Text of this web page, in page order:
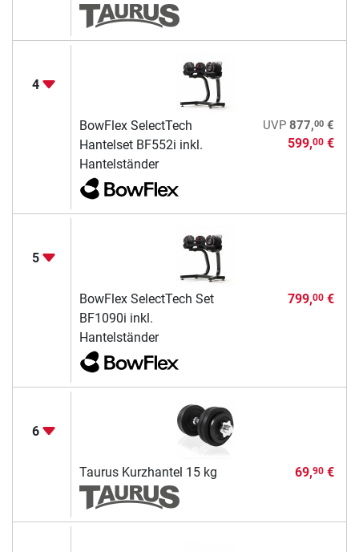
4
BowFlex SelectTech
Hantelset BF552i inkl.
Hantelständer
UVP 877,00€
599,00€
5
BowFlex SelectTech Set
BF1090i inkl.
Hantelständer
799,00€
6
Taurus Kurzhantel 15 kg 69,90€